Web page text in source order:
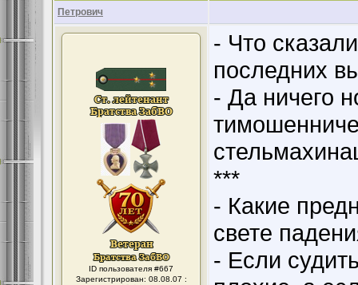
Петрович
ID пользователя #667
Зарегистрирован: 08.08.07 :
- Что
последних
- Да ничего
***
- Какие
свете
- Если